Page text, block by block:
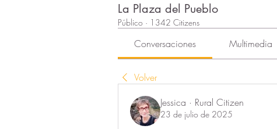
La Plaza del Pueblo
Público · 1342 Citizens
Conversaciones Multimedia
Volver
Jessica · Rural Citizen
23 de julio de 2025